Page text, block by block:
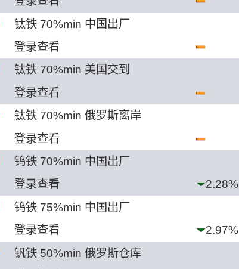
钛铁 70%min 中国出厂
登录查看
钛铁 70%min 美国交到
登录查看
钛铁 70%min 俄罗斯离岸
登录查看
钨铁 70%min 中国出厂
登录查看
2.28%
钨铁 75%min 中国出厂
登录查看
2.97%
钒铁 50%min 俄罗斯仓库